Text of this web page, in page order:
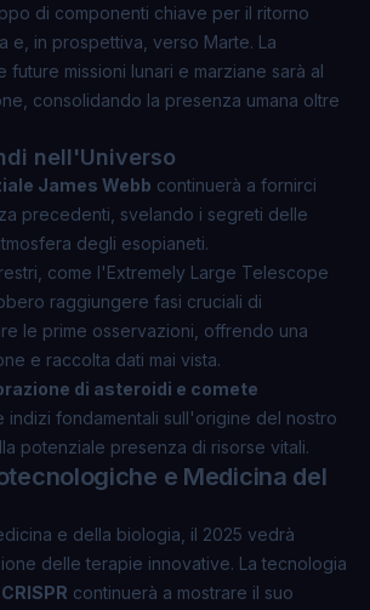
di componenti chiave per il ritorno
e, in prospettiva, verso Marte. La
missioni lunari e marziane sarà al
consolidando la presenza umana oltre
nell'Universo
James Webb continuerà a fornirci
precedenti, svelando i segreti delle
degli esopianeti.
come l'Extremely Large Telescope
raggiungere fasi cruciali di
le prime osservazioni, offrendo una
e raccolta dati mai vista.
di asteroidi e comete
fondamentali sull'origine del nostro
potenziale presenza di risorse vitali.
e Medicina del
e della biologia, il 2025 vedrà
delle terapie innovative. La tecnologia
CRISPR continuerà a mostrare il suo